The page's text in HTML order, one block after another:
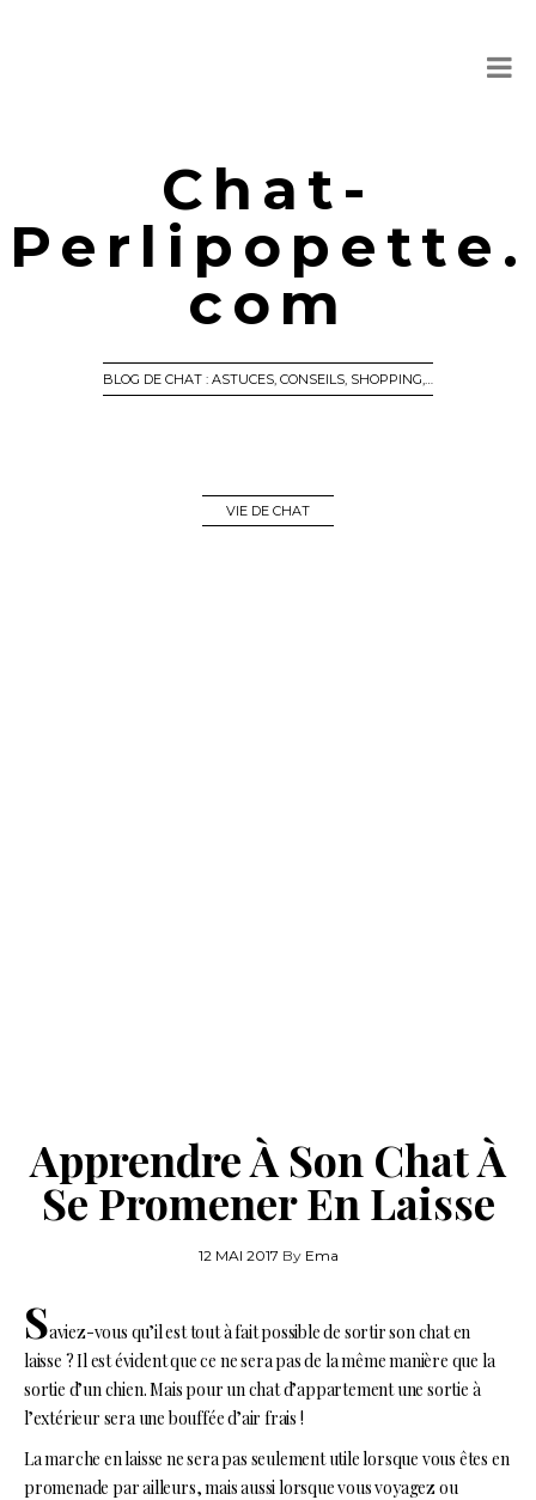
Chat-
Perlipopette.
com
BLOG DE CHAT : ASTUCES, CONSEILS, SHOPPING,…
VIE DE CHAT
Apprendre À Son Chat À
Se Promener En Laisse
12 MAI 2017 By Ema
Saviez-vous qu’il est tout à fait possible de sortir son chat en
laisse ? Il est évident que ce ne sera pas de la même manière que la
sortie d’un chien. Mais pour un chat d’appartement une sortie à
l’extérieur sera une bouffée d’air frais !
La marche en laisse ne sera pas seulement utile lorsque vous êtes en
promenade par ailleurs, mais aussi lorsque vous voyagez ou